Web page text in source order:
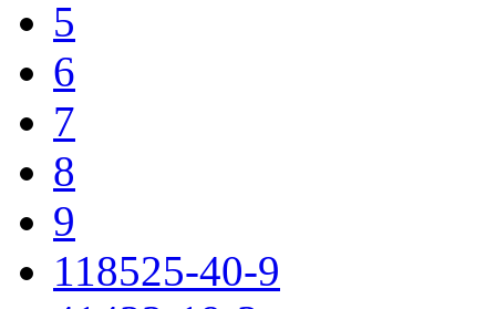
5
6
7
8
9
118525-40-9